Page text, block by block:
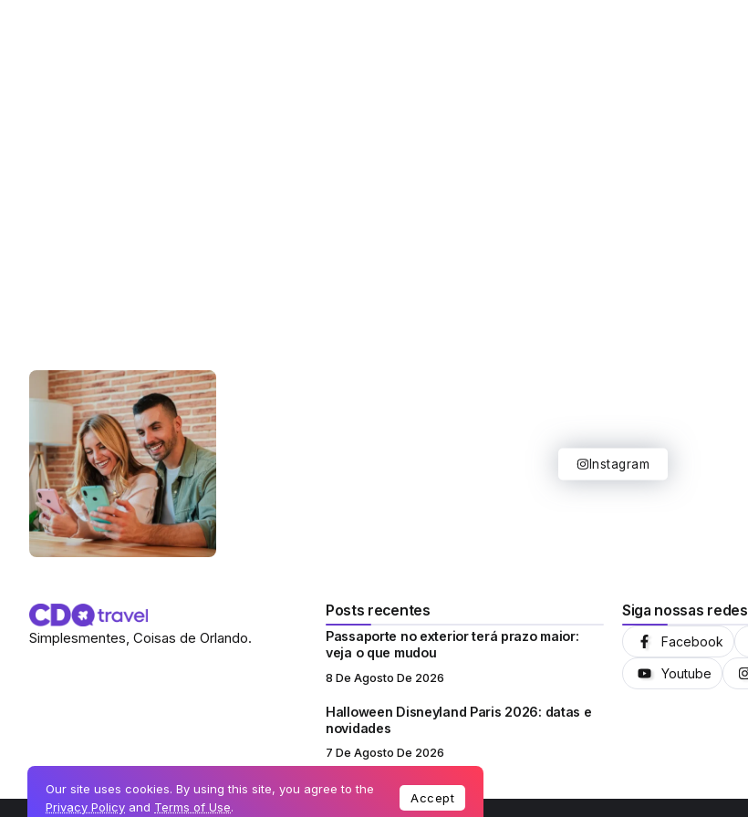
Instagram
Simplesmentes, Coisas de Orlando.
Posts recentes
Passaporte no exterior terá prazo maior:
veja o que mudou
8 De Agosto De 2026
Halloween Disneyland Paris 2026: datas e
novidades
7 De Agosto De 2026
Siga nossas redes
Facebook
Youtube
Our site uses cookies. By using this site, you agree to the
Privacy Policy and Terms of Use.
Accept